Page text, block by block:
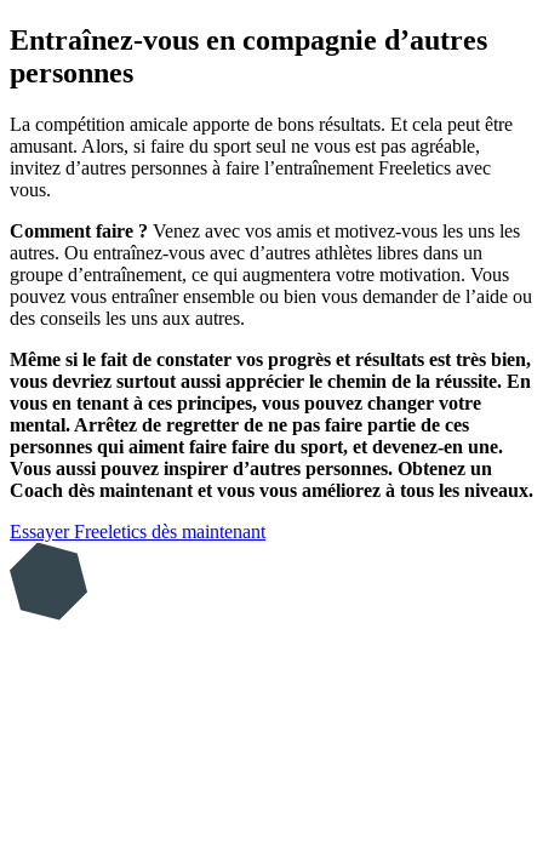
Entraînez-vous en compagnie d’autres
personnes
La compétition amicale apporte de bons résultats. Et cela peut être
amusant. Alors, si faire du sport seul ne vous est pas agréable,
invitez d’autres personnes à faire l’entraînement Freeletics avec
vous.
Comment faire ? Venez avec vos amis et motivez-vous les uns les
autres. Ou entraînez-vous avec d’autres athlètes libres dans un
groupe d’entraînement, ce qui augmentera votre motivation. Vous
pouvez vous entraîner ensemble ou bien vous demander de l’aide ou
des conseils les uns aux autres.
Même si le fait de constater vos progrès et résultats est très bien,
vous devriez surtout aussi apprécier le chemin de la réussite. En
vous en tenant à ces principes, vous pouvez changer votre
mental. Arrêtez de regretter de ne pas faire partie de ces
personnes qui aiment faire faire du sport, et devenez-en une.
Vous aussi pouvez inspirer d’autres personnes. Obtenez un
Coach dès maintenant et vous vous améliorez à tous les niveaux.
Essayer Freeletics dès maintenant